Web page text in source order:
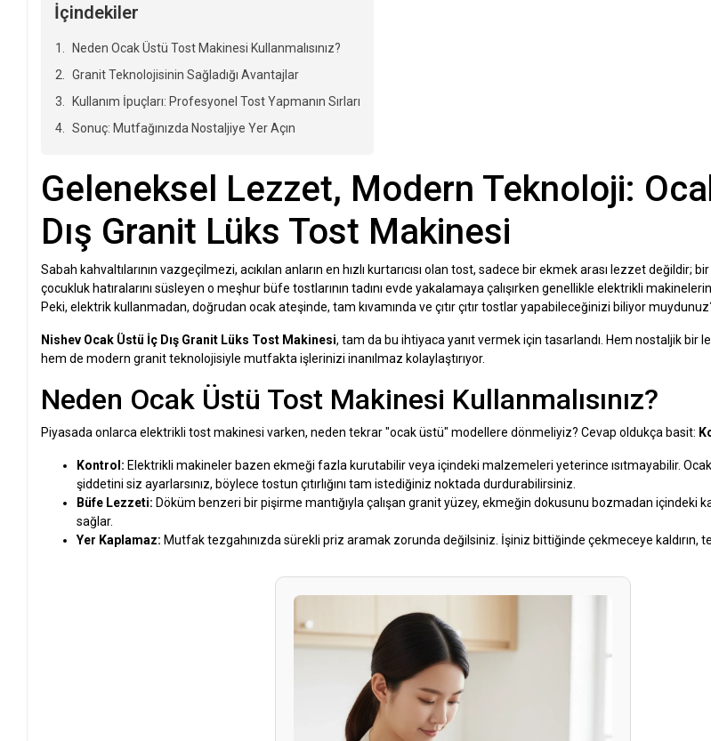
İçindekiler
Neden Ocak Üstü Tost Makinesi Kullanmalısınız?
Granit Teknolojisinin Sağladığı Avantajlar
Kullanım İpuçları: Profesyonel Tost Yapmanın Sırları
Sonuç: Mutfağınızda Nostaljiye Yer Açın
Geleneksel Lezzet, Modern Teknoloji:
Dış Granit Lüks Tost Makinesi
Sabah kahvaltılarının vazgeçilmezi, acıkılan anların en hızlı kurtarıcısı olan tost, sadece bir ekmek arası lezzet değildir;
çocukluk hatıralarını süsleyen o meşhur büfe tostlarının tadını evde yakalamaya çalışırken genellikle elektrikli makinelerin
Peki, elektrik kullanmadan, doğrudan ocak ateşinde, tam kıvamında ve çıtır çıtır tostlar yapabileceğinizi biliyor
Nishev Ocak Üstü İç Dış Granit Lüks Tost Makinesi, tam da bu ihtiyaca yanıt vermek için tasarlandı. Hem nostaljik bir
hem de modern granit teknolojisiyle mutfakta işlerinizi inanılmaz kolaylaştırıyor.
Neden Ocak Üstü Tost Makinesi Kullanmalısınız?
Piyasada onlarca elektrikli tost makinesi varken, neden tekrar "ocak üstü" modellere dönmeliyiz? Cevap oldukça basit:
Kontrol: Elektrikli makineler bazen ekmeği fazla kurutabilir veya içindeki malzemeleri yeterince ısıtmayabilir.
şiddetini siz ayarlarsınız, böylece tostun çıtırlığını tam istediğiniz noktada durdurabilirsiniz.
Büfe Lezzeti: Döküm benzeri bir pişirme mantığıyla çalışan granit yüzey, ekmeğin dokusunu bozmadan içindeki
sağlar.
Yer Kaplamaz: Mutfak tezgahınızda sürekli priz aramak zorunda değilsiniz. İşiniz bittiğinde çekmeceye kaldırın,